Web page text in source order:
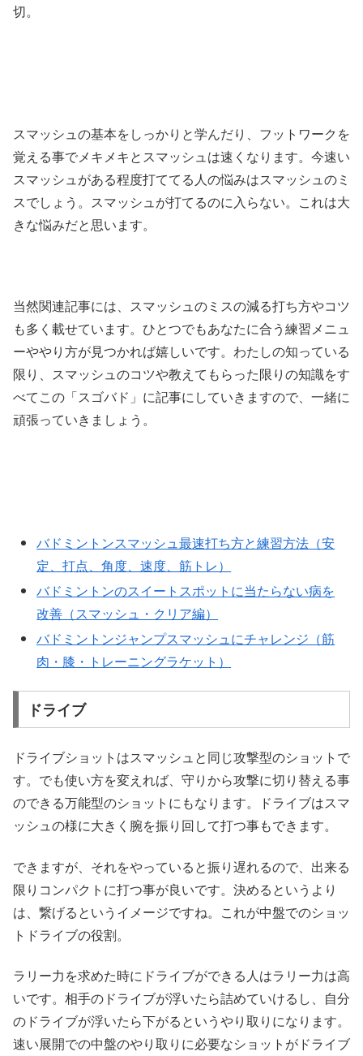
切。
スマッシュの基本をしっかりと学んだり、フットワークを
覚える事でメキメキとスマッシュは速くなります。今速い
スマッシュがある程度打ててる人の悩みはスマッシュのミ
スでしょう。スマッシュが打てるのに入らない。これは大
きな悩みだと思います。
当然関連記事には、スマッシュのミスの減る打ち方やコツ
も多く載せています。ひとつでもあなたに合う練習メニュ
ーややり方が見つかれば嬉しいです。わたしの知っている
限り、スマッシュのコツや教えてもらった限りの知識をす
べてこの「スゴバド」に記事にしていきますので、一緒に
頑張っていきましょう。
バドミントンスマッシュ最速打ち方と練習方法（安
定、打点、角度、速度、筋トレ）
バドミントンのスイートスポットに当たらない病を
改善（スマッシュ・クリア編）
バドミントンジャンプスマッシュにチャレンジ（筋
肉・膝・トレーニングラケット）
ドライブ
ドライブショットはスマッシュと同じ攻撃型のショットで
す。でも使い方を変えれば、守りから攻撃に切り替える事
のできる万能型のショットにもなります。ドライブはスマ
ッシュの様に大きく腕を振り回して打つ事もできます。
できますが、それをやっていると振り遅れるので、出来る
限りコンパクトに打つ事が良いです。決めるというより
は、繋げるというイメージですね。これが中盤でのショッ
トドライブの役割。
ラリー力を求めた時にドライブができる人はラリー力は高
いです。相手のドライブが浮いたら詰めていけるし、自分
のドライブが浮いたら下がるというやり取りになります。
速い展開での中盤のやり取りに必要なショットがドライブ